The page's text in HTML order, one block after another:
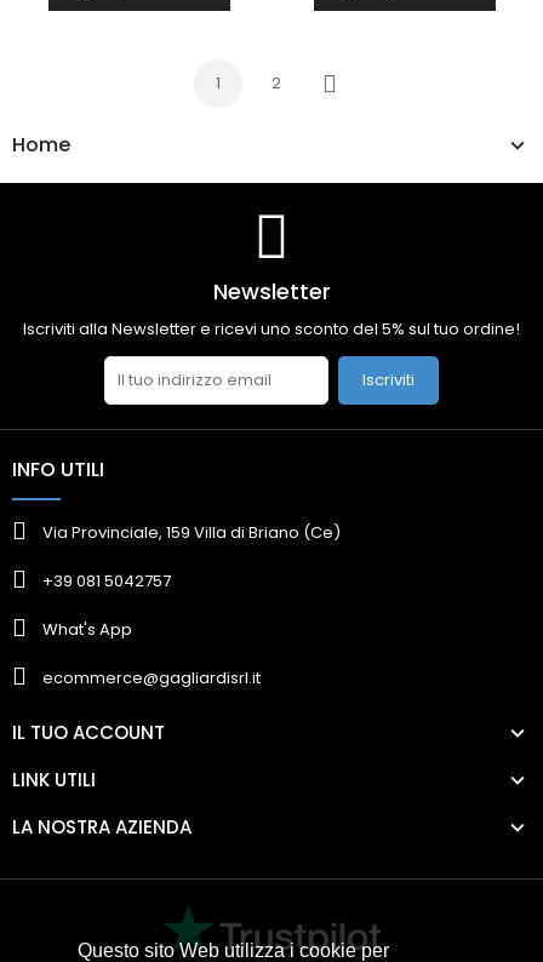
Questo sito Web utilizza i cookie per
Home
1 2
Successivo
Newsletter
Iscriviti alla Newsletter e ricevi uno sconto del 5% sul tuo ordine!
Iscriviti
INFO UTILI
Via Provinciale, 159 Villa di Briano (Ce)
+39 081 5042757
What's App
ecommerce@gagliardisrl.it
IL TUO ACCOUNT
LINK UTILI
LA NOSTRA AZIENDA